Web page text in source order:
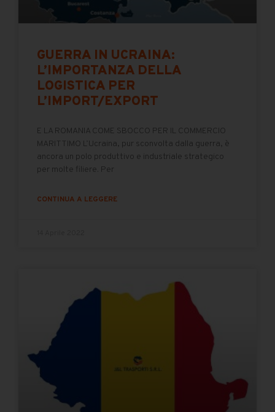
GUERRA IN UCRAINA:
L’IMPORTANZA DELLA
LOGISTICA PER
L’IMPORT/EXPORT
E LA ROMANIA COME SBOCCO PER IL COMMERCIO
MARITTIMO L’Ucraina, pur sconvolta dalla guerra, è
ancora un polo produttivo e industriale strategico
per molte filiere. Per
CONTINUA A LEGGERE